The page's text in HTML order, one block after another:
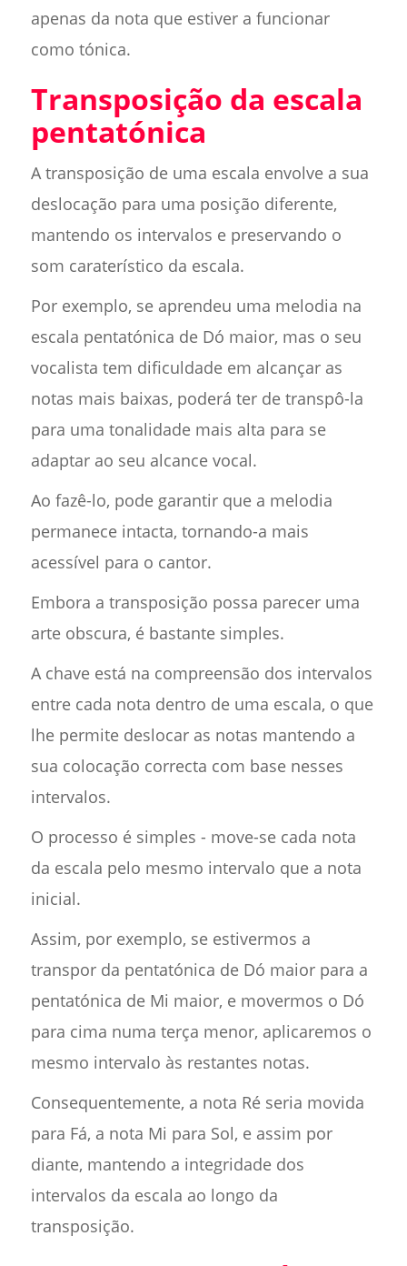
apenas da nota que estiver a funcionar
como tónica.
Transposição da escala
pentatónica
A transposição de uma escala envolve a sua
deslocação para uma posição diferente,
mantendo os intervalos e preservando o
som caraterístico da escala.
Por exemplo, se aprendeu uma melodia na
escala pentatónica de Dó maior, mas o seu
vocalista tem dificuldade em alcançar as
notas mais baixas, poderá ter de transpô-la
para uma tonalidade mais alta para se
adaptar ao seu alcance vocal.
Ao fazê-lo, pode garantir que a melodia
permanece intacta, tornando-a mais
acessível para o cantor.
Embora a transposição possa parecer uma
arte obscura, é bastante simples.
A chave está na compreensão dos intervalos
entre cada nota dentro de uma escala, o que
lhe permite deslocar as notas mantendo a
sua colocação correcta com base nesses
intervalos.
O processo é simples - move-se cada nota
da escala pelo mesmo intervalo que a nota
inicial.
Assim, por exemplo, se estivermos a
transpor da pentatónica de Dó maior para a
pentatónica de Mi maior, e movermos o Dó
para cima numa terça menor, aplicaremos o
mesmo intervalo às restantes notas.
Consequentemente, a nota Ré seria movida
para Fá, a nota Mi para Sol, e assim por
diante, mantendo a integridade dos
intervalos da escala ao longo da
transposição.